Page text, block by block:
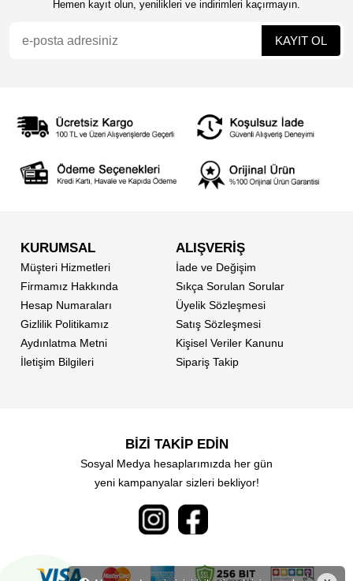
Hemen kayıt olun, yenilikleri ve indirimleri kaçırmayın.
KURUMSAL
Müşteri Hizmetleri
Firmamız Hakkında
Hesap Numaraları
Gizlilik Politikamız
Aydınlatma Metni
İletişim Bilgileri
ALIŞVERİŞ
İade ve Değişim
Sıkça Sorulan Sorular
Üyelik Sözleşmesi
Satış Sözleşmesi
Kişisel Veriler Kanunu
Sipariş Takip
BİZİ TAKİP EDİN
Sosyal Medya hesaplarımızda her gün
yeni kampanyalar sizleri bekliyor!